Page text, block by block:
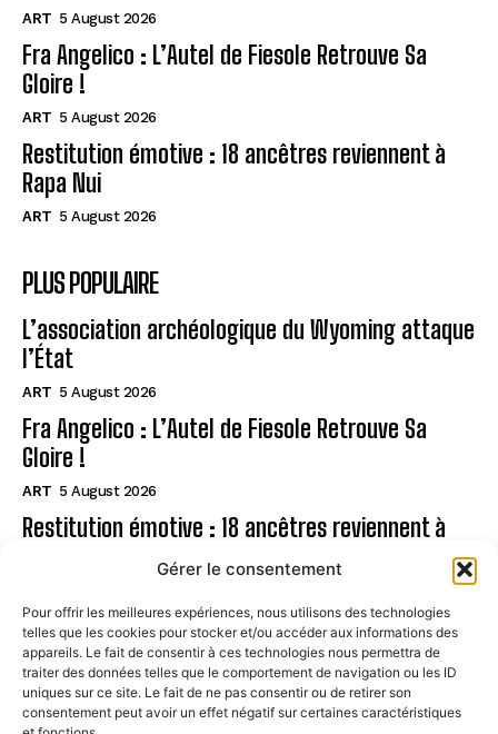
Gérer le consentement
Pour offrir les meilleures expériences, nous utilisons des technologies
telles que les cookies pour stocker et/ou accéder aux informations des
appareils. Le fait de consentir à ces technologies nous permettra de
traiter des données telles que le comportement de navigation ou les ID
uniques sur ce site. Le fait de ne pas consentir ou de retirer son
consentement peut avoir un effet négatif sur certaines caractéristiques
ART 5 August 2026
Fra Angelico : L’Autel de Fiesole Retrouve Sa
Gloire !
ART 5 August 2026
Restitution émotive : 18 ancêtres reviennent à
Rapa Nui
ART 5 August 2026
PLUS POPULAIRE
L’association archéologique du Wyoming attaque
l’État
ART 5 August 2026
Fra Angelico : L’Autel de Fiesole Retrouve Sa
Gloire !
ART 5 August 2026
Restitution émotive : 18 ancêtres reviennent à
Page
CONTACT